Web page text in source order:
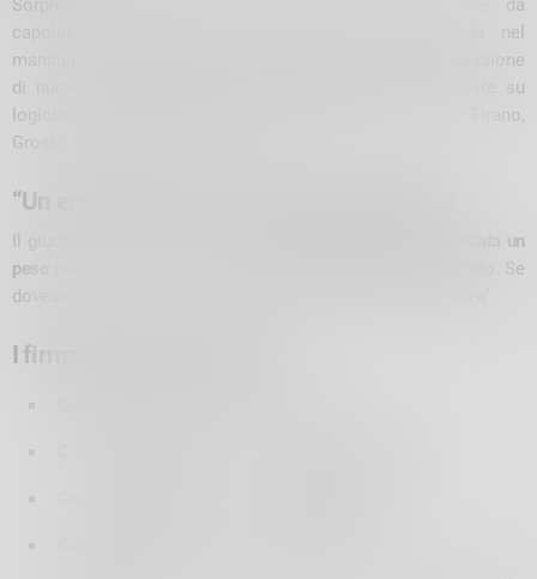
Sorprende l’atteggiamento “remissivo” di
, che da
capoluogo avrebbe dovuto difendere il ruolo guida nel
mandamento. Al contrario, è rimasta subalterna nella decisione
di nuove
, ora basate su
logiche politiche che penalizzano i Comuni più popolosi: Tirano,
Grosio, Villa di Tirano e Teglio.
“Un ente inutile”: l’accusa finale dei sindaci
La Comunità Montana è diventata un
peso
per il territorio. Non è più un supporto, ma un ostacolo. Se
dovesse essere soppressa,
I firmatari del comunicato